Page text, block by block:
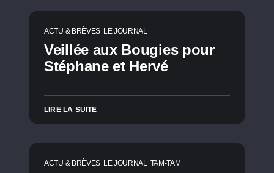
ACTU & BRÈVES LE JOURNAL
Veillée aux Bougies pour
Stéphane et Hervé
LIRE LA SUITE
ACTU & BRÈVES LE JOURNAL TAM-TAM